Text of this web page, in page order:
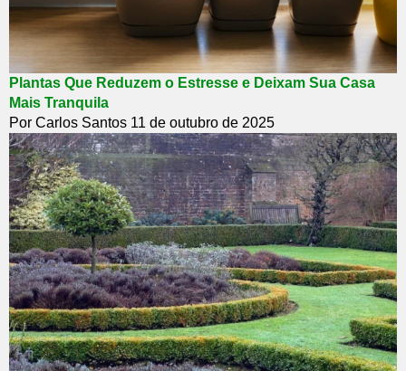
Plantas Que Reduzem o Estresse e Deixam Sua Casa
Mais Tranquila
Por Carlos Santos 11 de outubro de 2025